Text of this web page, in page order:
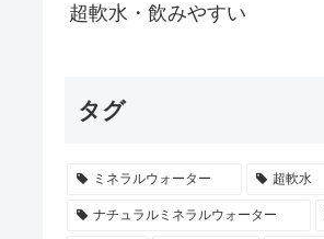
超軟水・飲みやすい
タグ
ミネラルウォーター 超軟水
ナチュラルミネラルウォーター